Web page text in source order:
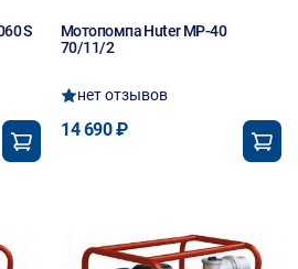
S
Мотопомпа Huter МР-40
70/11/2
нет отзывов
14 690 ₽